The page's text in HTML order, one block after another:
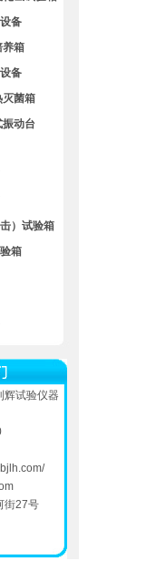
备
养箱
备
灭菌箱
振动台
）试验箱
箱
辉试验仪器
街27号